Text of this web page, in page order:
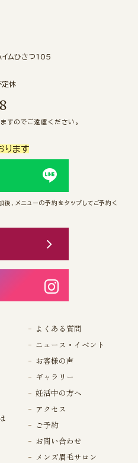
ムひさつ105
休
すのでご遠慮ください。
ります
メニューの予約をタップしてご予約く
よくある質問
ニュース・イベント
お客様の声
ギャラリー
妊活中の方へ
アクセス
ご予約
お問い合わせ
メンズ眉毛サロン